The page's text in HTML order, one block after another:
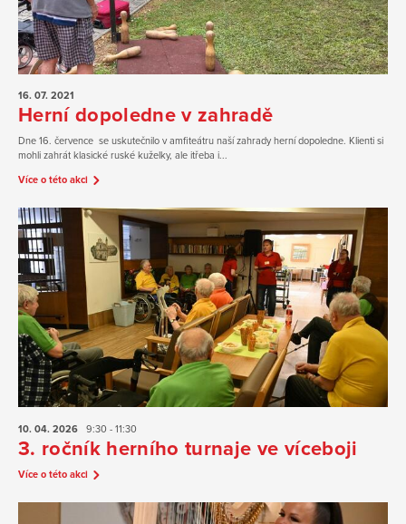
16. 07. 2021
Herní dopoledne v zahradě
Dne 16. července se uskutečnilo v amfiteátru naší zahrady herní dopoledne. Klienti si
mohli zahrát klasické ruské kuželky, ale itřeba i...
Více o této akci
10. 04. 2026 9:30 - 11:30
3. ročník herního turnaje ve víceboji
Více o této akci